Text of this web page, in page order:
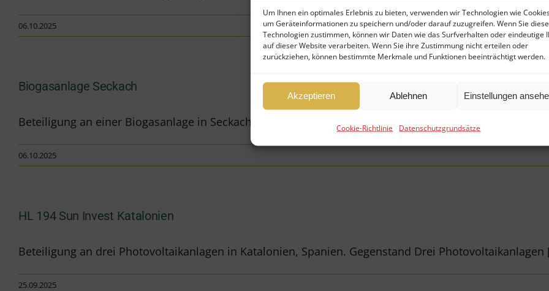
Um Ihnen ein optimales Erlebnis zu bieten, verwenden wir Technologien wie
um Geräteinformationen zu speichern und/oder darauf zuzugreifen. Wenn Sie
Technologien zustimmen, können wir Daten wie das Surfverhalten oder eindeutige
auf dieser Website verarbeiten. Wenn Sie ihre Zustimmung nicht erteilen oder
zurückziehen, können bestimmte Merkmale und Funktionen beeinträchtigt werden.
Akzeptieren Ablehnen Einstellungen
Cookie-Richtlinie Datenschutzgrundsätze
06.10.2025
Biogasanlage Seckach
Beteiligung an einer Biogasanlage in Seckach Neckar-Odenwald-Kreis
06.10.2025
HL 194 Sun Invest Katalonien
Beteiligung an drei Photovoltaikanlagen in Katalonien, Spanien. Gegenstand Drei Photovoltaikanlagen
25.09.2025